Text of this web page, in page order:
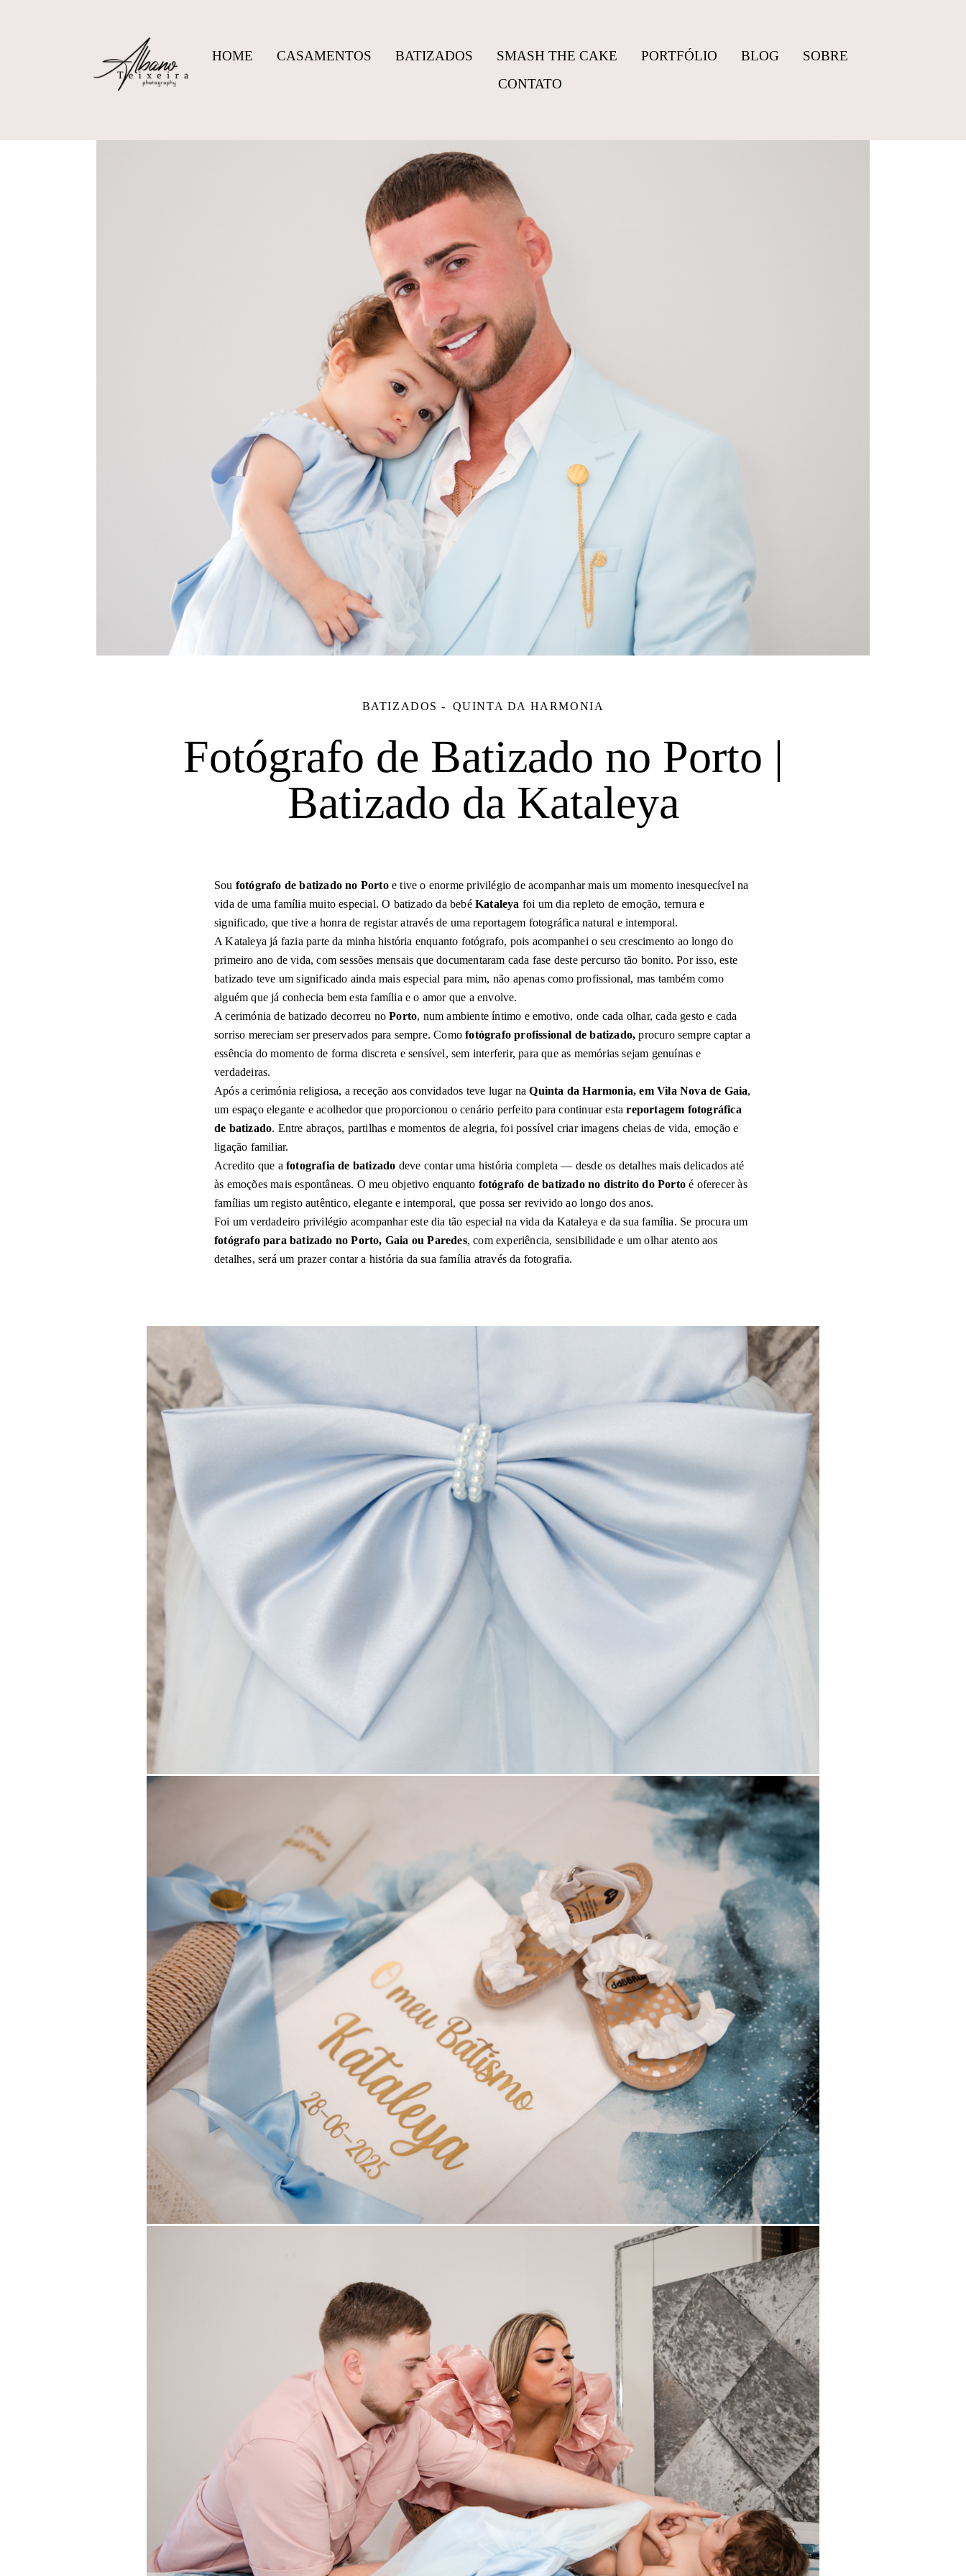
HOME CASAMENTOS BATIZADOS SMASH THE CAKE PORTFÓLIO BLOG
SOBRE
CONTATO
BATIZADOS QUINTA DA HARMONIA
Fotógrafo de Batizado no Porto |
Batizado da Kataleya
Sou fotógrafo de batizado no Portoe tive o enorme privilégio de acompanhar mais um momento inesquecível na
vida de uma família muito especial. O batizado da bebé Kataleya foi um dia repleto de emoção, ternura e
significado, que tive a honra de registar através de uma reportagem fotográfica natural e intemporal.
A Kataleya já fazia parte da minha história enquanto fotógrafo, pois acompanhei o seu crescimento ao longo do
primeiro ano de vida, com sessões mensais que documentaram cada fase deste percurso tão bonito. Por isso, este
batizado teve um significado ainda mais especial para mim, não apenas como profissional, mas também como
alguém que já conhecia bem esta família e o amor que a envolve.
A cerimónia de batizado decorreu noPorto, num ambiente íntimo e emotivo, onde cada olhar, cada gesto e cada
sorriso mereciam ser preservados para sempre. Comofotógrafo profissional de batizado, procuro sempre captar a
essência do momento de forma discreta e sensível, sem interferir, para que as memórias sejam genuínas e
verdadeiras.
Após a cerimónia religiosa, a receção aos convidados teve lugar na Quinta da Harmonia, em Vila Nova de Gaia,
um espaço elegante e acolhedor que proporcionou o cenário perfeito para continuar estareportagem fotográfica
de batizado. Entre abraços, partilhas e momentos de alegria, foi possível criar imagens cheias de vida, emoção e
ligação familiar.
Acredito que a fotografia de batizado deve contar uma história completa — desde os detalhes mais delicados até
às emoções mais espontâneas. O meu objetivo enquanto fotógrafo de batizado no distrito do Portoé oferecer às
famílias um registo autêntico, elegante e intemporal, que possa ser revivido ao longo dos anos.
Foi um verdadeiro privilégio acompanhar este dia tão especial na vida da Kataleya e da sua família. Se procura um
fotógrafo para batizado no Porto, Gaia ou Paredes, com experiência, sensibilidade e um olhar atento aos
detalhes, será um prazer contar a história da sua família através da fotografia.